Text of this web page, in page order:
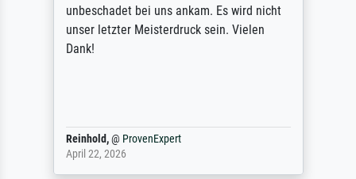
unbeschadet bei uns ankam. Es wird nicht
unser letzter Meisterdruck sein. Vielen
Dank!
Reinhold,@ ProvenExpert
April 22, 2026